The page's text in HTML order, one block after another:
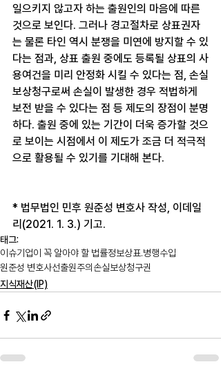
일으키지 않고자 하는 출원인의 마음에 따른
것으로 보인다. 그러나 경고절차로 상표권자
는 물론 타인 역시 분쟁을 미연에 방지할 수 있
다는 점과, 상표 출원 중에도 등록될 상표의 사
용여건을 미리 안정화 시킬 수 있다는 점, 손실
보상청구로써 손실이 발생한 경우 적법하게
보전 받을 수 있다는 점 등 제도의 장점이 분명
하다. 출원 중에 있는 기간이 더욱 증가할 것으
로 보이는 시점에서 이 제도가 조금 더 적극적
으로 활용될 수 있기를 기대해 본다.
* 법무법인 민후 원준성 변호사 작성, 이데일
리(2021. 1. 3.) 기고.
태그:
이슈기업이 꼭 알아야 할 법률정보상표.병행수입
원준성 변호사선출원주의 손실보상청구권
지식재산(IP)